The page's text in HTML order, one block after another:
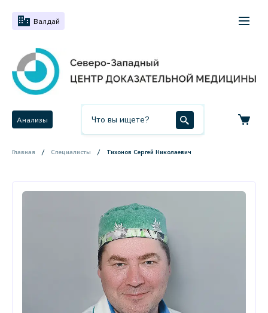
Валдай
Анализы
Главная Специалисты Тихонов Сергей Николаевич